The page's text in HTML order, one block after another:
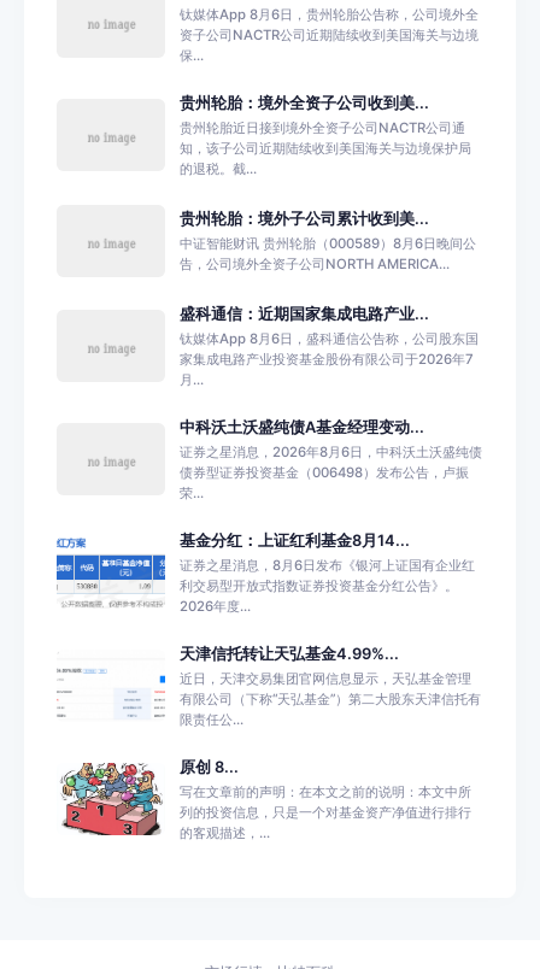
钛媒体App 8月6日，贵州轮胎公告称，公司境外全
资子公司NACTR公司近期陆续收到美国海关与边境
保...
贵州轮胎：境外全资子公司收到美...
贵州轮胎近日接到境外全资子公司NACTR公司通
知，该子公司近期陆续收到美国海关与边境保护局
的退税。截...
贵州轮胎：境外子公司累计收到美...
中证智能财讯 贵州轮胎（000589）8月6日晚间公
告，公司境外全资子公司NORTH AMERICA...
盛科通信：近期国家集成电路产业...
钛媒体App 8月6日，盛科通信公告称，公司股东国
家集成电路产业投资基金股份有限公司于2026年7
月...
中科沃土沃盛纯债A基金经理变动...
证券之星消息，2026年8月6日，中科沃土沃盛纯债
债券型证券投资基金（006498）发布公告，卢振
荣...
基金分红：上证红利基金8月14...
证券之星消息，8月6日发布《银河上证国有企业红
利交易型开放式指数证券投资基金分红公告》。
2026年度...
天津信托转让天弘基金4.99%...
近日，天津交易集团官网信息显示，天弘基金管理
有限公司（下称“天弘基金”）第二大股东天津信托有
限责任公...
原创 8...
写在文章前的声明：在本文之前的说明：本文中所
列的投资信息，只是一个对基金资产净值进行排行
的客观描述，...